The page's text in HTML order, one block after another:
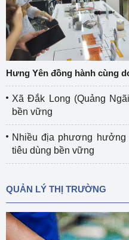
Hưng Yên đồng hành cùng
Xã Đắk Long (Quảng
bền vững
Nhiều địa phương
tiêu dùng bền vững
QUẢN LÝ THỊ TRƯỜNG